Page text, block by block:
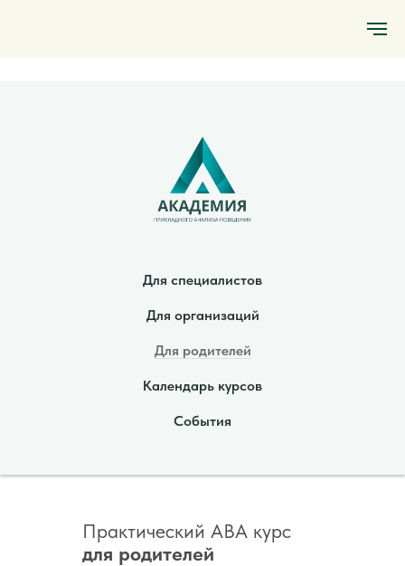
Для специалистов
Для организаций
Для родителей
Календарь курсов
События
Практический АВА курс
для родителей